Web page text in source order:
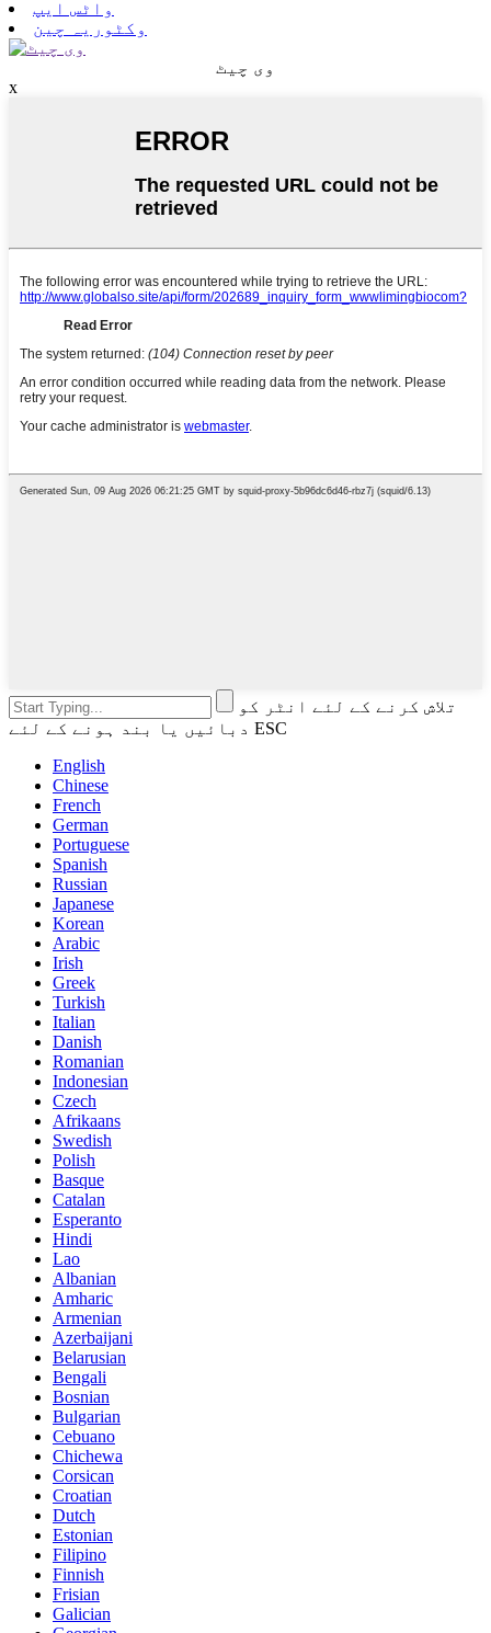
واٹس ایپ
وکٹوریہ چین
وی چیٹ
x
تلاش کرنے کے لئے انٹر کو
دبائیں یا بند ہونے کے لئے ESC
English
Chinese
French
German
Portuguese
Spanish
Russian
Japanese
Korean
Arabic
Irish
Greek
Turkish
Italian
Danish
Romanian
Indonesian
Czech
Afrikaans
Swedish
Polish
Basque
Catalan
Esperanto
Hindi
Lao
Albanian
Amharic
Armenian
Azerbaijani
Belarusian
Bengali
Bosnian
Bulgarian
Cebuano
Chichewa
Corsican
Croatian
Dutch
Estonian
Filipino
Finnish
Frisian
Galician